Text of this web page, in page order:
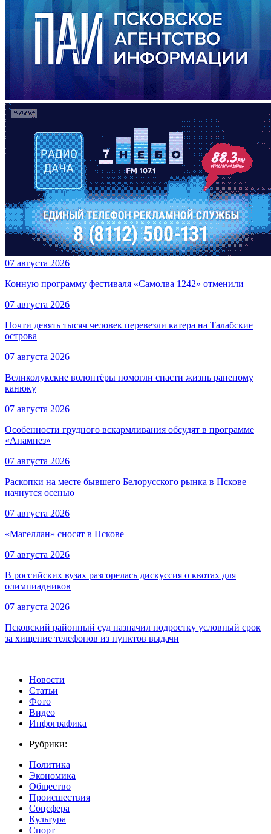
07 августа 2026
Конную программу фестиваля «Самолва 1242» отменили
07 августа 2026
Почти девять тысяч человек перевезли катера на Талабские
острова
07 августа 2026
Великолукские волонтёры помогли спасти жизнь раненому
канюку
07 августа 2026
Особенности грудного вскармливания обсудят в программе
«Анамнез»
07 августа 2026
Раскопки на месте бывшего Белорусского рынка в Пскове
начнутся осенью
07 августа 2026
«Магеллан» сносят в Пскове
07 августа 2026
В российских вузах разгорелась дискуссия о квотах для
олимпиадников
07 августа 2026
Псковский районный суд назначил подростку условный срок
за хищение телефонов из пунктов выдачи
Новости
Статьи
Фото
Видео
Инфографика
Рубрики:
Политика
Экономика
Общество
Происшествия
Соцсфера
Культура
Спорт